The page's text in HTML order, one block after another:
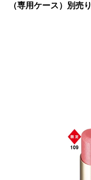
（専用ケース）別売